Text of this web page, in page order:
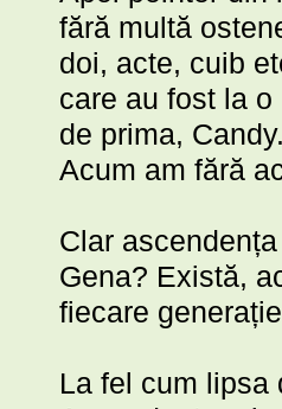
fără multă
doi, acte, cuib
care au fost la
de prima,
Acum am fără
Clar
Gena? Există,
fiecare
La fel cum lipsa